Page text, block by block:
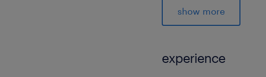
hospitalier avec rigueur
- Vous démontrez de
- Votre excellent
harmonieux et efficace
show more
experience